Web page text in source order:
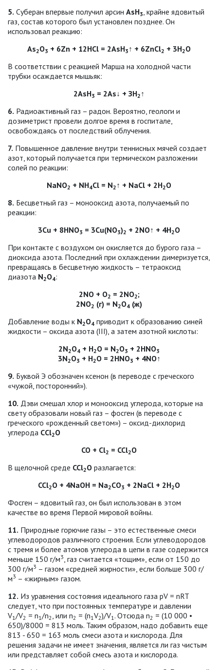
5. Суберан впервые получил арсин AsH3, крайне ядовитый
газ, состав которого был установлен позднее. Он
использовал реакцию:
As2О3 + 6Zn + 12НСl = 2AsH3 ↑ + 6ZnCl2 + 3H2О
В соответствии с реакцией Марша на холодной части
трубки осаждается мышьяк:
2AsH3 = 2As↓ + ЗН2 ↑
6. Радиоактивный газ – радон. Вероятно, геологи и
дозиметрист провели долгое время в госпитале,
освобождаясь от последствий облучения.
7. Повышенное давление внутри теннисных мячей создает
азот, который получается при термическом разложении
солей по реакции:
NaNО2 + NH4Cl = N2 ↑ + NaCl + 2H2О
8. Бесцветный газ – монооксид азота, получаемый по
реакции:
3Cu + 8HNО3 = 3Cu(NО3)2 + 2NO↑ + 4Н2О
При контакте с воздухом он окисляется до бурого газа –
диоксида азота. Последний при охлаждении димеризуется,
превращаясь в бесцветную жидкость – тетраоксид
диазота N2О4:
2NO + О2 = 2NО2;
2NО2 (г) = N2О4 (ж)
Добавление воды к N2О4 приводит к образованию синей
жидкости – оксида азота (ІІІ), а затем азотной кислоты:
2N2О4 + Н2О = N2О3 + 2HNО3
3N2О3 + Н2О = 2HNО3 + 4NO↑
9. Буквой Э обозначен ксенон (в переводе с греческого
«чужой, посторонний»).
10. Дэви смешал хлор и монооксид углерода, которые на
свету образовали новый газ – фосген (в переводе с
греческого «рожденный светом») – оксид-дихлорид
углерода СCl2О
СО + Сl2 = ССl2О
В щелочной среде ССl2О разлагается:
ССl2О + 4NaOH = Na2CО3 + 2NaCl + 2Н2О
Фосген – ядовитый газ, он был использован в этом
качестве во время Первой мировой войны.
11. Природные горючие газы – это естественные смеси
углеводородов различного строения. Если углеводородов
с тремя и более атомов углерода в цепи в газе содержится
меньше 150 г/м3, газ считается «тощим», если от 150 до
300 г/м3 – газом «средней жирности», если больше 300 г/
м3 – «жирным» газом.
12. Из уравнения состояния идеального газа pV = nRT
следует, что при постоянных температуре и давлении
V1/V2 = n1/n2, или n2 = (n1V2)/V1. Отсюда n2 = (10 000 •
650)/8000 = 813 моль. Таким образом, надо добавить еще
813 - 650 = 163 моль смеси азота и кислорода. Для
решения задачи не имеет значения, является ли газ чистым
или представляет собой смесь азота и кислорода.